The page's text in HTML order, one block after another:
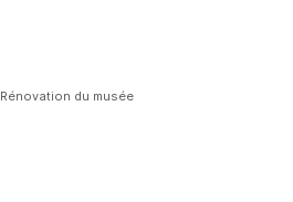
Rénovation du musée